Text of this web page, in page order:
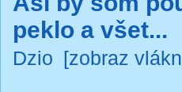
peklo a všet...
Dzio [zobraz